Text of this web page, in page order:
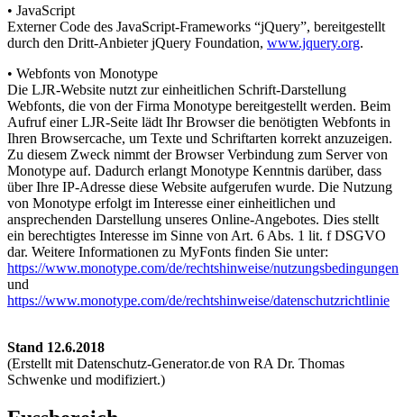
• JavaScript
Externer Code des JavaScript-Frameworks “jQuery”, bereitgestellt
durch den Dritt-Anbieter jQuery Foundation, www.jquery.org.
• Webfonts von Monotype
Die LJR-Website nutzt zur einheitlichen Schrift-Darstellung
Webfonts, die von der Firma Monotype bereitgestellt werden. Beim
Aufruf einer LJR-Seite lädt Ihr Browser die benötigten Webfonts in
Ihren Browsercache, um Texte und Schriftarten korrekt anzuzeigen.
Zu diesem Zweck nimmt der Browser Verbindung zum Server von
Monotype auf. Dadurch erlangt Monotype Kenntnis darüber, dass
über Ihre IP-Adresse diese Website aufgerufen wurde. Die Nutzung
von Monotype erfolgt im Interesse einer einheitlichen und
ansprechenden Darstellung unseres Online-Angebotes. Dies stellt
ein berechtigtes Interesse im Sinne von Art. 6 Abs. 1 lit. f DSGVO
dar. Weitere Informationen zu MyFonts finden Sie unter:
https://www.monotype.com/de/rechtshinweise/nutzungsbedingungen
und
https://www.monotype.com/de/rechtshinweise/datenschutzrichtlinie
Stand 12.6.2018
(Erstellt mit Datenschutz-Generator.de von RA Dr. Thomas
Schwenke und modifiziert.)